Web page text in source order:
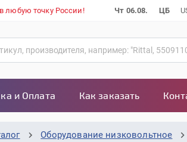
любую точку России! Чт 06.08. ЦБ
и Оплата Как заказать
Оборудование низковольтное